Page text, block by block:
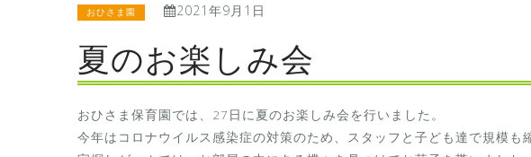
おひさま園 2021年9月1日
夏のお楽しみ会
おひさま保育園では、27日に夏のお楽しみ会を行いました。
今年はコロナウイルス感染症の対策のため、スタッフと子ども達で規模も